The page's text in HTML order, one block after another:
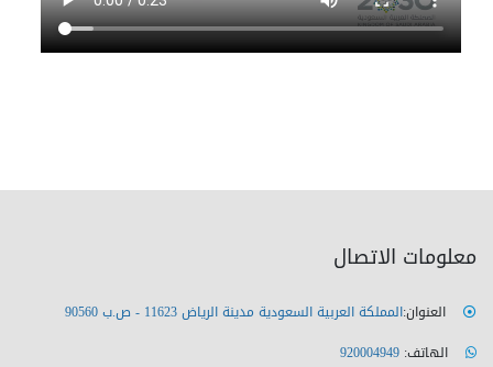
معلومات الاتصال
العنوان:المملكة العربية السعودية مدينة الرياض 11623 - ص.ب 90560
الهاتف: